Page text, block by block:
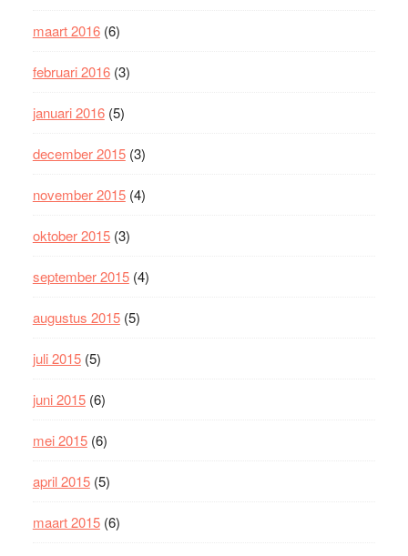
maart 2016(6)
februari 2016(3)
januari 2016(5)
december 2015(3)
november 2015(4)
oktober 2015(3)
september 2015(4)
augustus 2015(5)
juli 2015(5)
juni 2015(6)
mei 2015(6)
april 2015(5)
maart 2015(6)